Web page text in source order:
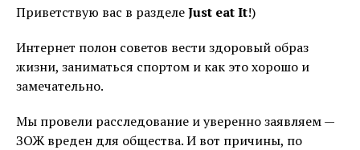
Приветствую вас в разделеJust eat It!)
Интернет полон советов вести здоровый образ
жизни, заниматься спортом и как это хорошо и
замечательно.
Мы провели расследование и уверенно заявляем —
ЗОЖ вреден для общества. И вот причины, по